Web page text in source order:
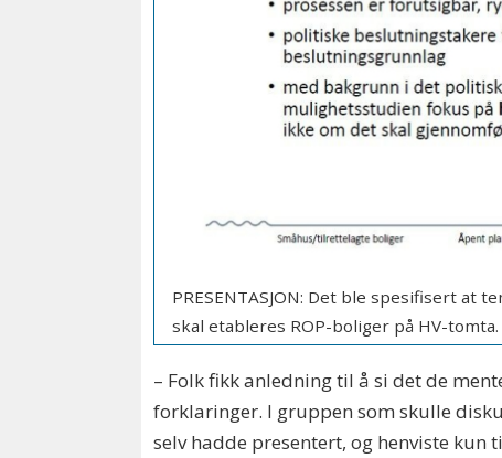
PRESENTASJON: Det ble spesifisert at
skal etableres ROP-boliger på HV-tomta.
– Folk fikk anledning til å si det de
forklaringer. I gruppen som skulle
selv hadde presentert, og henviste